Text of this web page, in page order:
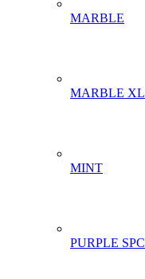
MARBLE
MARBLE XL
MINT
PURPLE SPC